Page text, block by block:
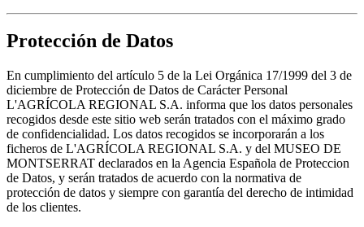
Protección de Datos
En cumplimiento del artículo 5 de la Lei Orgánica 17/1999 del 3 de
diciembre de Protección de Datos de Carácter Personal
L'AGRÍCOLA REGIONAL S.A. informa que los datos personales
recogidos desde este sitio web serán tratados con el máximo grado
de confidencialidad. Los datos recogidos se incorporarán a los
ficheros de L'AGRÍCOLA REGIONAL S.A. y del MUSEO DE
MONTSERRAT declarados en la Agencia Española de Proteccion
de Datos, y serán tratados de acuerdo con la normativa de
protección de datos y siempre con garantía del derecho de intimidad
de los clientes.